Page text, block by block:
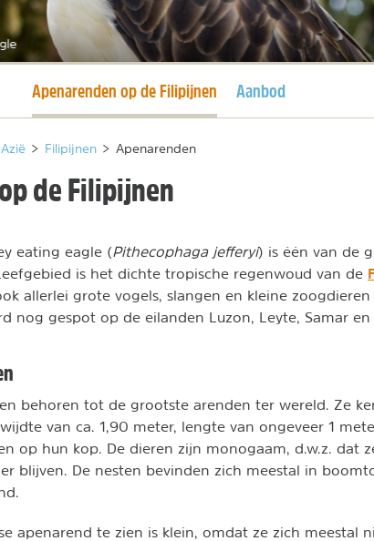
Huidige pagina
Apenarenden op de Filipijnen Aanbod
Azië > Filipijnen > Apenarenden
de Filipijnen
eating eagle (Pithecophaga jefferyi) is één van de
is het dichte tropische regenwoud van de
allerlei grote vogels, slangen en kleine
nog gespot op de eilanden Luzon, Leyte, Samar en
behoren tot de grootste arenden ter wereld. Ze
van ca. 1,90 meter, lengte van ongeveer 1
op hun kop. De dieren zijn monogaam, d.w.z. dat
blijven. De nesten bevinden zich meestal in
apenarend te zien is klein, omdat ze zich meestal